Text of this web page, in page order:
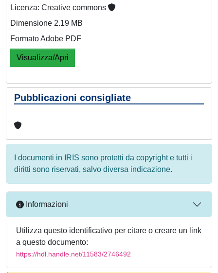
Licenza: Creative commons
Dimensione 2.19 MB
Formato Adobe PDF
Visualizza/Apri
Pubblicazioni consigliate
I documenti in IRIS sono protetti da copyright e tutti i
diritti sono riservati, salvo diversa indicazione.
Informazioni
Utilizza questo identificativo per citare o creare un link
a questo documento:
https://hdl.handle.net/11583/2746492